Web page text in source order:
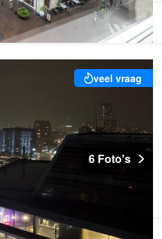
veel vraag
6 Foto's